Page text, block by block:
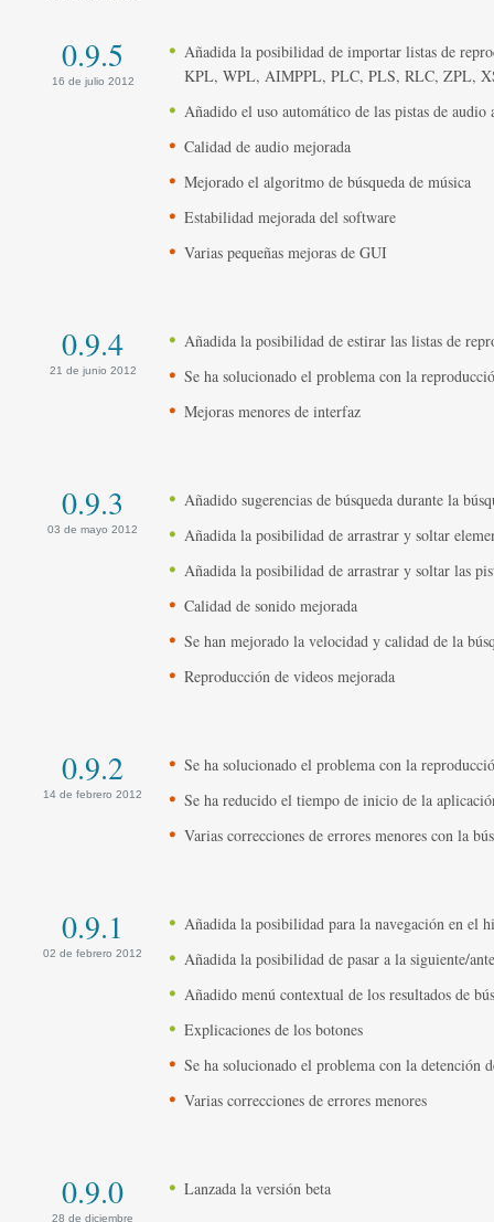
0.9.5
16 de julio 2012
Añadida la posibilidad de importar listas de
KPL, WPL, AIMPPL, PLC, PLS, RLC, ZPL,
Añadido el uso automático de las pistas de
Calidad de audio mejorada
Mejorado el algoritmo de búsqueda de música
Estabilidad mejorada del software
Varias pequeñas mejoras de GUI
0.9.4
21 de junio 2012
Añadida la posibilidad de estirar las listas de
Se ha solucionado el problema con la
Mejoras menores de interfaz
0.9.3
03 de mayo 2012
Añadido sugerencias de búsqueda durante la
Añadida la posibilidad de arrastrar y soltar
Añadida la posibilidad de arrastrar y soltar las
Calidad de sonido mejorada
Se han mejorado la velocidad y calidad de la
Reproducción de videos mejorada
0.9.2
14 de febrero 2012
Se ha solucionado el problema con la
Se ha reducido el tiempo de inicio de la
Varias correcciones de errores menores con la
0.9.1
02 de febrero 2012
Añadida la posibilidad para la navegación en el
Añadida la posibilidad de pasar a la siguiente/
Añadido menú contextual de los resultados de
Explicaciones de los botones
Se ha solucionado el problema con la detención
Varias correcciones de errores menores
0.9.0
28 de diciembre
Lanzada la versión beta